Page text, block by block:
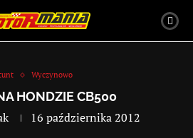
Wyczynowo
HONDZIE CB500
16 października 2012